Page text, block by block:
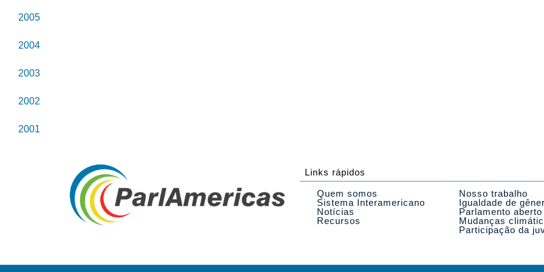
2005
2004
2003
2002
2001
Links rápidos
Quem somos
Sistema Interamericano
Notícias
Recursos
Nosso trabalho
Igualdade de
Parlamento aberto
Mudanças
Participação da